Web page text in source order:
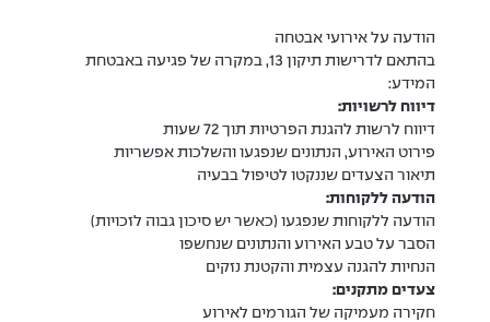
הודעה על אירועי אבטחה
בהתאם לדרישות תיקון 13, במקרה של פגיעה באבטחת
המידע:
דיווח לרשויות:
דיווח לרשות להגנת הפרטיות תוך 72 שעות
פירוט האירוע, הנתונים שנפגעו והשלכות אפשריות
תיאור הצעדים שננקטו לטיפול בבעיה
הודעה ללקוחות:
הודעה ללקוחות שנפגעו (כאשר יש סיכון גבוה לזכויות)
הסבר על טבע האירוע והנתונים שנחשפו
הנחיות להגנה עצמית והקטנת נזקים
צעדים מתקנים:
חקירה מעמיקה של הגורמים לאירוע